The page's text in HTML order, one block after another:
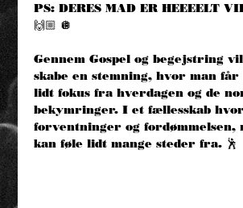
PS: DERES MAD ER HEEEELT
🙌🏼 🪩
Gennem Gospel og begejstring
skabe en stemning, hvor man
lidt fokus fra hverdagen og de
bekymringer. I et fællesskab
forventninger og fordømmelsen,
kan føle lidt mange steder fra. 🕺